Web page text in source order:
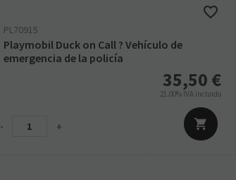
PL70915
Playmobil Duck on Call ? Vehículo de
emergencia de la policía
35,50 €
21.00% IVA incluido
- +